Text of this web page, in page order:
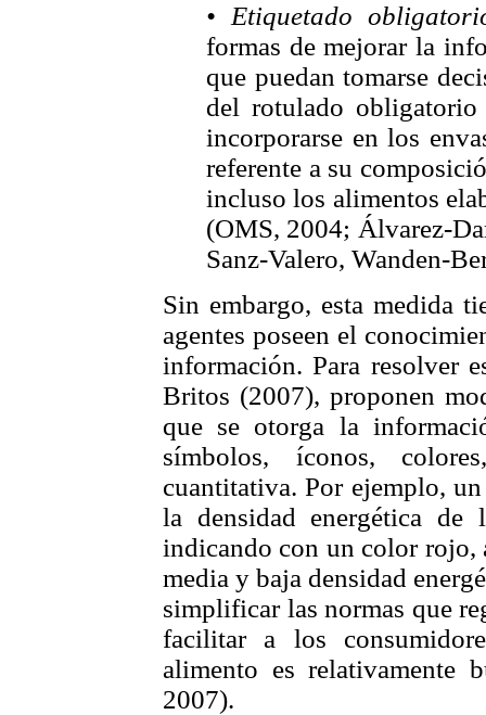
• Etiquetado
formas de mejorar la
que puedan tomarse
del rotulado
incorporarse en los
referente a su
incluso los alimentos
(OMS, 2004; Álvarez-
Sanz-Valero, Wanden-
Sin embargo, esta medida
agentes poseen el
información. Para resolver
Britos (2007), proponen
que se otorga la
símbolos, íconos,
cuantitativa. Por ejemplo,
la densidad energética de
indicando con un color rojo,
media y baja densidad
simplificar las normas que
facilitar a los
alimento es relativamente
2007).